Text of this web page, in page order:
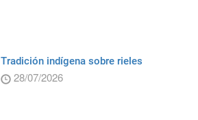
Tradición indígena sobre rieles
28/07/2026